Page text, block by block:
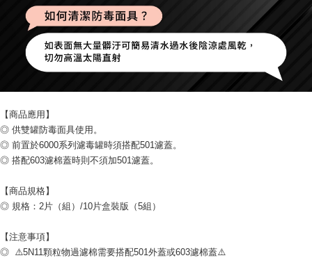
【商品應用】
◎ 供雙罐防毒面具使用。
◎ 前置於6000系列濾毒罐時須搭配501濾蓋。
◎ 搭配603濾棉蓋時則不須加501濾蓋。
【商品規格】
◎ 規格：2片（組）/10片盒裝版（5組）
【注意事項】
◎  ⚠️5N11顆粒物過濾棉需要搭配501外蓋或603濾棉蓋⚠️